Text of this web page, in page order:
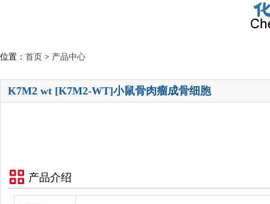
位置： 首页 > 产品中心
K7M2 wt [K7M2-WT]小鼠骨肉瘤成骨细胞
产品介绍